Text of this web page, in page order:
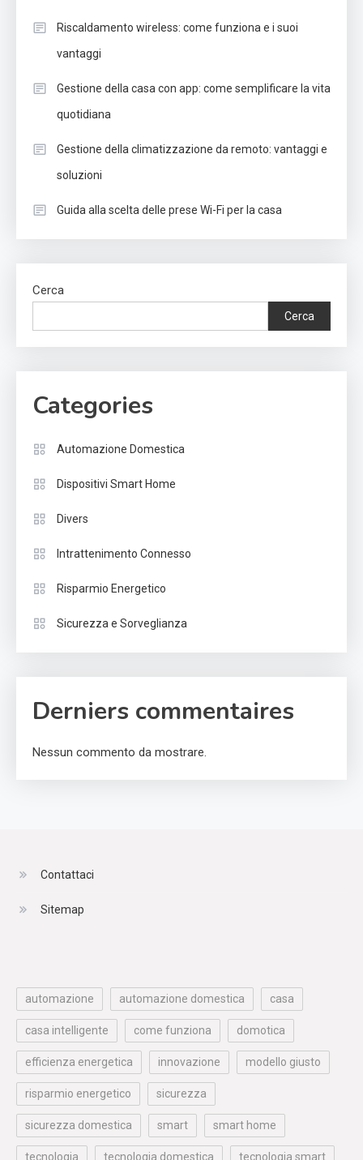
Riscaldamento wireless: come funziona e i suoi
vantaggi
Gestione della casa con app: come semplificare la vita
quotidiana
Gestione della climatizzazione da remoto: vantaggi e
soluzioni
Guida alla scelta delle prese Wi-Fi per la casa
Cerca
Cerca
Categories
Automazione Domestica
Dispositivi Smart Home
Divers
Intrattenimento Connesso
Risparmio Energetico
Sicurezza e Sorveglianza
Derniers commentaires
Nessun commento da mostrare.
Contattaci
Sitemap
automazione automazione domestica casa
casa intelligente come funziona domotica
efficienza energetica innovazione modello giusto
risparmio energetico sicurezza
sicurezza domestica smart smart home
tecnologia tecnologia domestica tecnologia smart